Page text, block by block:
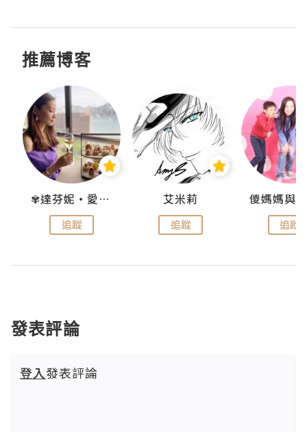
推薦博客
✾達芬妮•愛孩子•愛生活✾
追蹤
艾米莉
追蹤 追蹤
發表評論
登入發表評論